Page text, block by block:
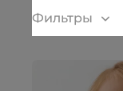
Фильтры